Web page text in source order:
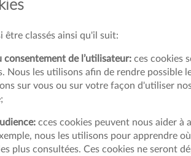
être classés ainsi qu'il suit:
consentement de l’utilisateur: ces cookies
Nous les utilisons afin de rendre possible
sur vous ou sur votre façon d'utiliser
cces cookies peuvent nous aider à
nous les utilisons pour apprendre
plus consultées. Ces cookies ne seront